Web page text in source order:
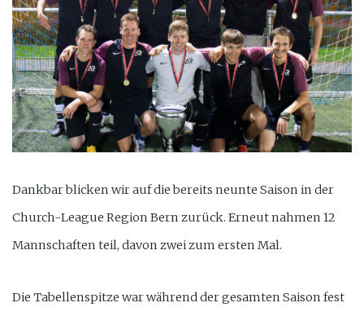
Dankbar blicken wir auf die bereits neunte Saison in der
Church-League Region Bern zurück. Erneut nahmen 12
Mannschaften teil, davon zwei zum ersten Mal.
Die Tabellenspitze war während der gesamten Saison fest